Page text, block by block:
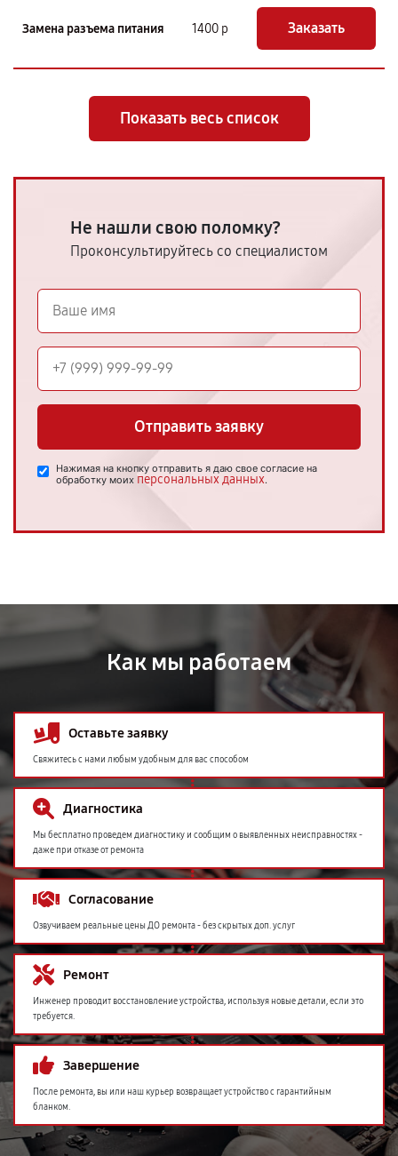
Замена разъема питания 1400 р Заказать
Показать весь список
Не нашли свою поломку?
Проконсультируйтесь со специалистом
Отправить заявку
Нажимая на кнопку отправить я даю свое согласие на
обработку моих персональных данных.
Как мы работаем
Оставьте заявку
Свяжитесь с нами любым удобным для вас способом
Диагностика
Мы бесплатно проведем диагностику и сообщим о выявленных неисправностях -
даже при отказе от ремонта
Согласование
Озвучиваем реальные цены ДО ремонта - без скрытых доп. услуг
Ремонт
Инженер проводит восстановление устройства, используя новые детали, если это
требуется.
Завершение
После ремонта, вы или наш курьер возвращает устройство с гарантийным
бланком.